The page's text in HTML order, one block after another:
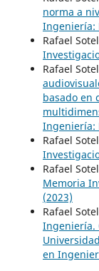
norma a
Ingeniería:
Rafael
Rafael
basado en
Ingeniería:
Rafael
Rafael
Memoria
(2023)
Rafael
Ingeniería.
en